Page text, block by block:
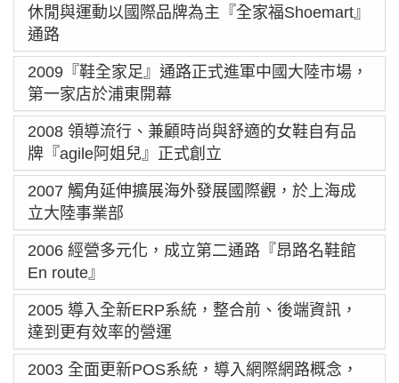
休閒與運動以國際品牌為主『全家福Shoemart』
通路
2009『鞋全家足』通路正式進軍中國大陸市場，
第一家店於浦東開幕
2008 領導流行、兼顧時尚與舒適的女鞋自有品
牌『agile阿姐兒』正式創立
2007 觸角延伸擴展海外發展國際觀，於上海成
立大陸事業部
2006 經營多元化，成立第二通路『昂路名鞋館
En route』
2005 導入全新ERP系統，整合前、後端資訊，
達到更有效率的營運
2003 全面更新POS系統，導入網際網路概念，